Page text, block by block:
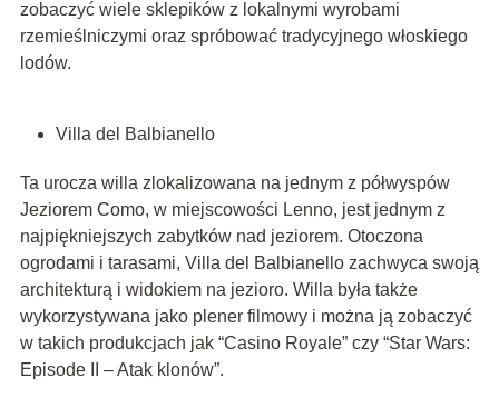
zobaczyć wiele sklepików z lokalnymi wyrobami
rzemieślniczymi oraz spróbować tradycyjnego włoskiego
lodów.
Villa del Balbianello
Ta urocza willa zlokalizowana na jednym z półwyspów
Jeziorem Como, w miejscowości Lenno, jest jednym z
najpiękniejszych zabytków nad jeziorem. Otoczona
ogrodami i tarasami, Villa del Balbianello zachwyca swoją
architekturą i widokiem na jezioro. Willa była także
wykorzystywana jako plener filmowy i można ją zobaczyć
w takich produkcjach jak “Casino Royale” czy “Star Wars:
Episode II – Atak klonów”.